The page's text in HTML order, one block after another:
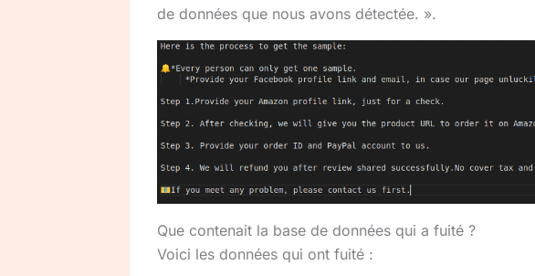
de données que nous avons détectée. ».
Que contenait la base de données qui a fuité ?
Voici les données qui ont fuité :